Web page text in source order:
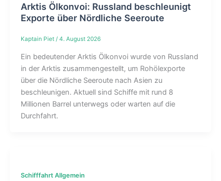
Arktis Ölkonvoi: Russland beschleunigt
Exporte über Nördliche Seeroute
Kaptain Piet / 4. August 2026
Ein bedeutender Arktis Ölkonvoi wurde von Russland
in der Arktis zusammengestellt, um Rohölexporte
über die Nördliche Seeroute nach Asien zu
beschleunigen. Aktuell sind Schiffe mit rund 8
Millionen Barrel unterwegs oder warten auf die
Durchfahrt.
Schifffahrt Allgemein